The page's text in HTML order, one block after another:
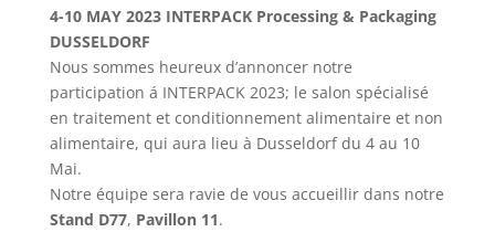
4-10 MAY 2023 INTERPACK Processing & Packaging
DUSSELDORF
Nous sommes heureux d’annoncer notre
participation á INTERPACK 2023; le salon spécialisé
en traitement et conditionnement alimentaire et non
alimentaire, qui aura lieu à Dusseldorf du 4 au 10
Mai.
Notre équipe sera ravie de vous accueillir dans notre
Stand D77, Pavillon 11.